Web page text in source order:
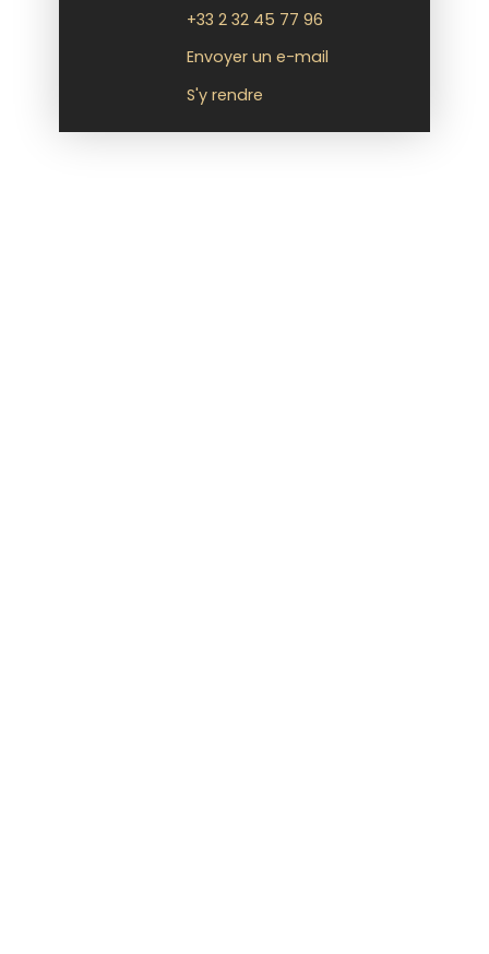
+33 2 32 45 77 96
Envoyer un e-mail
S'y rendre